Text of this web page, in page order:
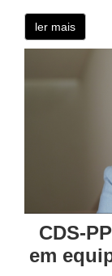
ler mais
CDS-
em